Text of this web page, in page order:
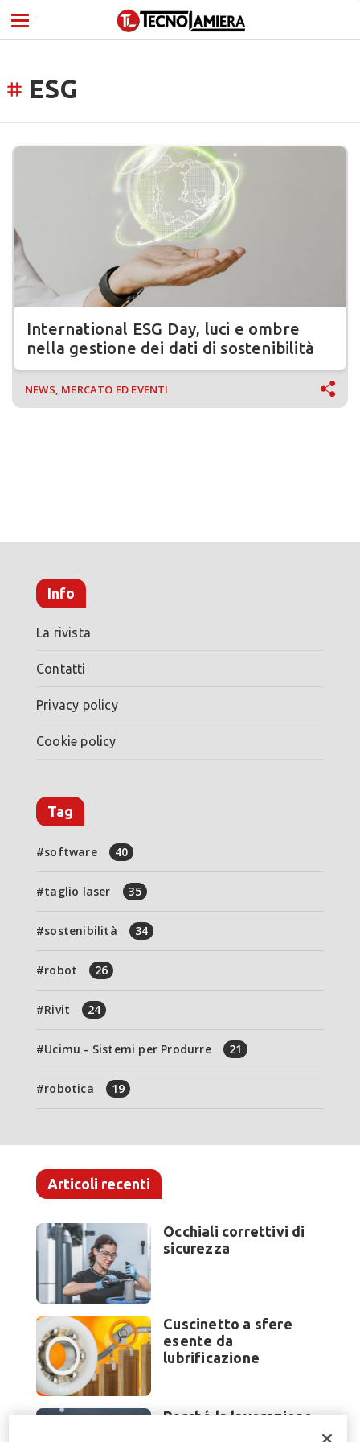
tag ESG
International ESG Day, luci e ombre
nella gestione dei dati di sostenibilità
NEWS, MERCATO ED EVENTI
Info
La rivista
Contatti
Privacy policy
Cookie policy
Tag
software 40
taglio laser 35
sostenibilità 34
robot 26
Rivit 24
Ucimu - Sistemi per Produrre 21
robotica 19
Articoli recenti
Occhiali correttivi di
sicurezza
Cuscinetto a sfere
esente da
lubrificazione
Perché la lavorazione